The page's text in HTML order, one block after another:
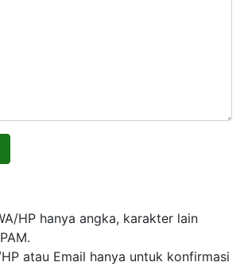
HP hanya angka, karakter lain
atau Email hanya untuk konfirmasi